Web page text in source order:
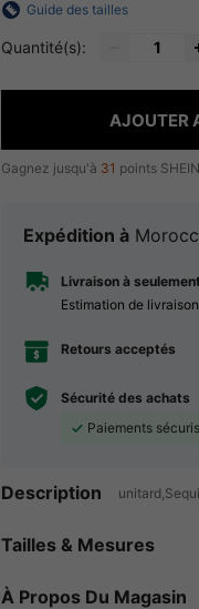
Guide des tailles
Quantité(s):
AJOUTER
Gagnez jusqu'à 31 points
Expédition à
Livraison à
Estimation de
Retours acceptés
Sécurité des achats
Paiements
Description
Tailles & Mesures
À Propos Du Magasin